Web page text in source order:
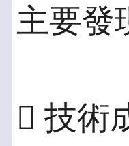
主要發
 技術